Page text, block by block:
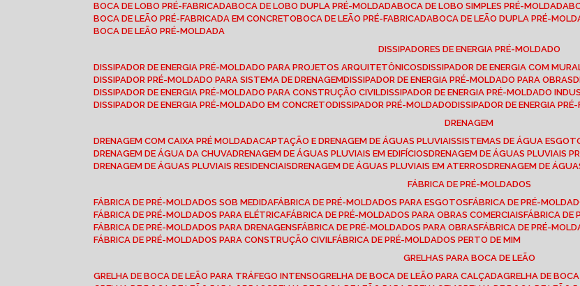
BOCA DE LOBO PRÉ-FABRICADA BOCA DE LOBO DUPLA PRÉ-MOLDADA BOCA DE LOBO SIMPLES PRÉ-MOLDADA
BOCA DE LEÃO PRÉ-FABRICADA EM CONCRETO BOCA DE LEÃO PRÉ-FABRICADA BOCA DE LEÃO DUPLA PRÉ-
BOCA DE LEÃO PRÉ-MOLDADA
DISSIPADORES DE ENERGIA PRÉ-MOLDADO
DISSIPADOR DE ENERGIA PRÉ-MOLDADO PARA PROJETOS ARQUITETÔNICOS DISSIPADOR DE ENERGIA COM
DISSIPADOR PRÉ-MOLDADO PARA SISTEMA DE DRENAGEM DISSIPADOR DE ENERGIA PRÉ-MOLDADO PARA OBRAS
DISSIPADOR DE ENERGIA PRÉ-MOLDADO PARA CONSTRUÇÃO CIVIL DISSIPADOR DE ENERGIA PRÉ-MOLDADO
DISSIPADOR DE ENERGIA PRÉ-MOLDADO EM CONCRETO DISSIPADOR PRÉ-MOLDADO DISSIPADOR DE ENERGIA
DRENAGEM
DRENAGEM COM CAIXA PRÉ MOLDADA CAPTAÇÃO E DRENAGEM DE ÁGUAS PLUVIAIS SISTEMAS DE ÁGUA
DRENAGEM DE ÁGUA DA CHUVA DRENAGEM DE ÁGUAS PLUVIAIS EM EDIFÍCIOS DRENAGEM DE ÁGUAS PLUVIAIS
DRENAGEM DE ÁGUAS PLUVIAIS RESIDENCIAIS DRENAGEM DE ÁGUAS PLUVIAIS EM ATERROS DRENAGEM DE
FÁBRICA DE PRÉ-MOLDADOS
FÁBRICA DE PRÉ-MOLDADOS SOB MEDIDA FÁBRICA DE PRÉ-MOLDADOS PARA ESGOTOS FÁBRICA DE PRÉ-
FÁBRICA DE PRÉ-MOLDADOS PARA ELÉTRICA FÁBRICA DE PRÉ-MOLDADOS PARA OBRAS COMERCIAIS FÁBRICA DE
FÁBRICA DE PRÉ-MOLDADOS PARA DRENAGENS FÁBRICA DE PRÉ-MOLDADOS PARA OBRAS FÁBRICA DE PRÉ-
FÁBRICA DE PRÉ-MOLDADOS PARA CONSTRUÇÃO CIVIL FÁBRICA DE PRÉ-MOLDADOS PERTO DE MIM
GRELHAS PARA BOCA DE LEÃO
GRELHA DE BOCA DE LEÃO PARA TRÁFEGO INTENSO
GRELHA DE BOCA DE LEÃO PARA CALÇADA
GRELHA DE